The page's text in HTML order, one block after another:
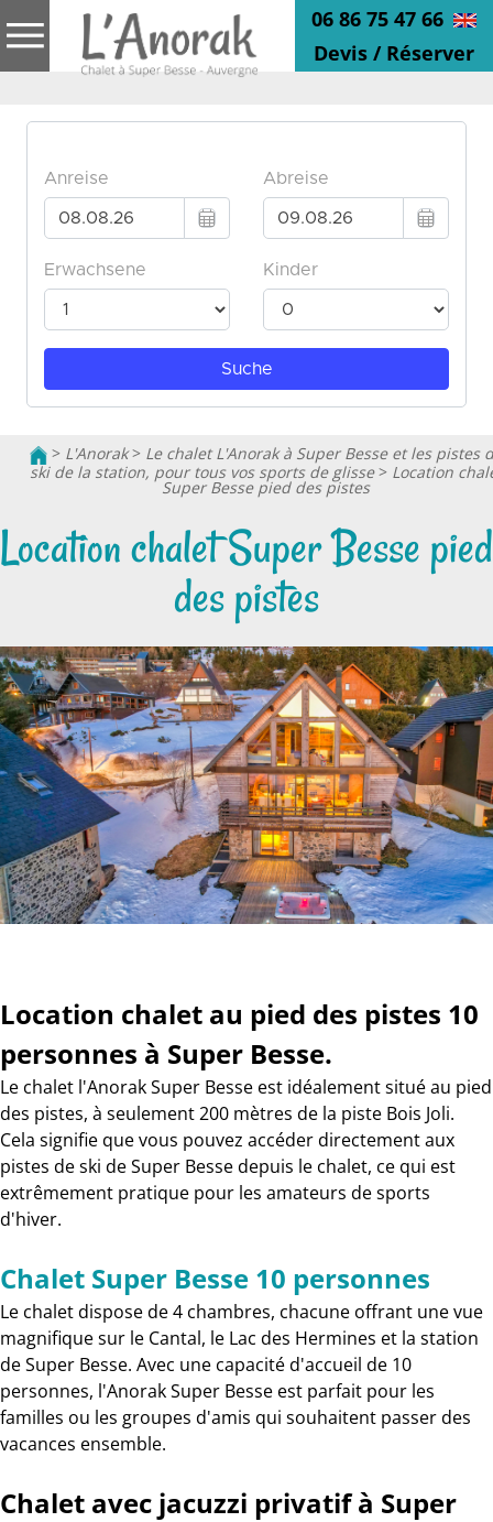
06 86 75 47 66
Devis / Réserver
> L'Anorak> Le chalet L'Anorak à Super Besse et les pistes
ski de la station, pour tous vos sports de glisse> Location
Super Besse pied des pistes
Location chalet Super Besse pied
des pistes
Location chalet au pied des pistes 10
personnes à Super Besse.
Le chalet l'Anorak Super Besse est idéalement situé au pied
des pistes, à seulement 200 mètres de la piste Bois Joli.
Cela signifie que vous pouvez accéder directement aux
pistes de ski de Super Besse depuis le chalet, ce qui est
extrêmement pratique pour les amateurs de sports
d'hiver.
Chalet Super Besse 10 personnes
Le chalet dispose de 4 chambres, chacune offrant une vue
magnifique sur le Cantal, le Lac des Hermines et la station
de Super Besse. Avec une capacité d'accueil de 10
personnes, l'Anorak Super Besse est parfait pour les
familles ou les groupes d'amis qui souhaitent passer des
vacances ensemble.
Chalet avec jacuzzi privatif à Super